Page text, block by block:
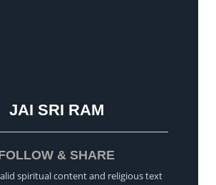
JAI SRI RAM
& SHARE
spiritual content and religious text